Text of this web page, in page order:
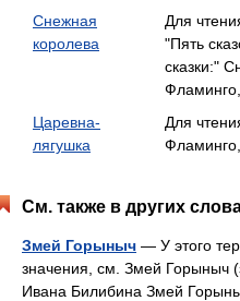
Снежная
королева
Для
"Пять
сказки:"
Фламинго,
Царевна-
лягушка
Для
Фламинго,
См. также в других
Змей Горыныч — У этого
значения, см. Змей Горыныч
Ивана Билибина Змей